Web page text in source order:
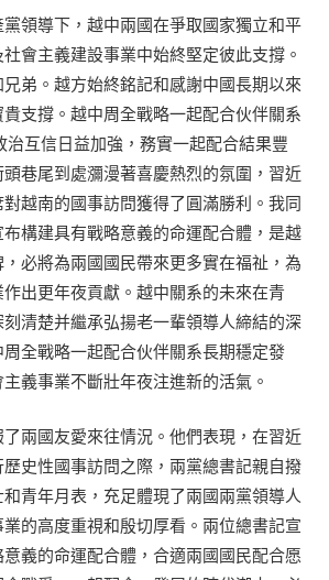
領導下，越中兩國在爭取國家獨立和平
會主義建設事業中始終堅定彼此支撐。
弟。越方始終銘記和感謝中國長期以來
支撐。越中周全戰略一起配合伙伴關系
互信日益加強，務實一起配合結果豐
巷尾到處瀰漫著喜慶熱烈的氛圍，習近
越南的國事訪問獲得了圓滿勝利。我同
構建具有戰略意義的命運配合體，是越
必將為兩國國民帶來更多實在福祉，為
出更年夜貢獻。越中關系的未來在青
清楚并繼承弘揚老一輩領導人締結的深
全戰略一起配合伙伴關系長期穩定發
義事業不斷壯年夜注進新的活氣。
兩國友愛來往情況。他們表現，在習近
史性國事訪問之際，兩黨總書記親自撥
青年月表，充足體現了兩國兩黨領導人
的高度重視和殷切厚看。兩位總書記宣
義的命運配合體，合適兩國國民配合愿